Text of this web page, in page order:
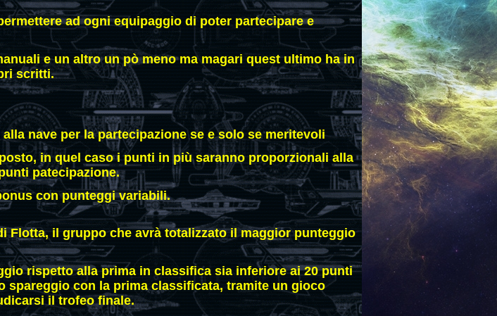
ad ogni equipaggio di poter partecipare e
e un altro un pò meno ma magari quest ultimo ha in
scritti.
nave per la partecipazione se e solo se meritevoli
in quel caso i punti in più saranno proporzionali alla
patecipazione.
con punteggi variabili.
Flotta, il gruppo che avrà totalizzato il maggior punteggio
rispetto alla prima in classifica sia inferiore ai 20 punti
spareggio con la prima classificata, tramite un gioco
il trofeo finale.